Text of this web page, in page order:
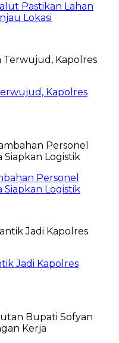
Pastikan Lahan
Lokasi
Kapolres
Personel
Siapkan Logistik
Jadi Kapolres